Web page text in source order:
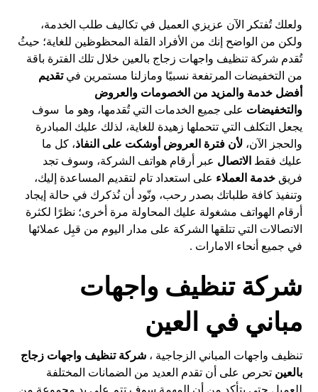
ولعلك تُفتكر الآن عزيزي العميل في تكاليف طلب الخدمة،
ولكن من الواضح إنك من الأفراد القلة المحظوظين للغاية؛ حيثُ
تُقدم شركة تنظيف واجهات زجاج بالعين خلال تلك الفترة باقة
من التخفيضات المرتفعة نسبيًا ومازلنا مستمرين فيتقديم
أفضل خدمة والمزيد من الخصومات والعروض
والتخفيضات على جميع الخدمات التي تُقدمها، وهو ما سوف
يجعل التكلف التي تتحملها زهيدة للغاية، لذلك عليك المبادرة
والحجز الآن،لأن فترة العروض أوشكت على النفاذ، كل ما
عليك فقط الاتصال عبر أرقام هواتف الشركة، وسوف تجد
فريقخدمة العملاء على استعداد تام لتقديم المساعدة إليك،
وتنفيذ كافة طلباتك بصدر رحب، ونّود أن نُذكرك في حالة إيجاد
أرقام الهواتف مشغولة عليك المحاولة مرة أخرى؛ نظرًا لكثرة
الاتصالات التي تتلقها الشركة على مدار اليوم من قبِل عملائها
في جميع أنحاء الامارات .
شركة تنظيف واجهات
مباني في العين
تنظيف واجهات المباني الزجاجية ،شركة تنظيف واجهات زجاج
بالعين تحرص على أن تقدم العديد من الضمانات المختلفة
للعميل حتى يتأكد من أن المهمة سوف تتم على يد مجموعة من